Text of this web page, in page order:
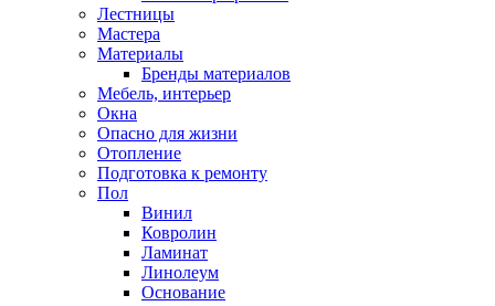
Лестницы
Мастера
Материалы
Бренды материалов
Мебель, интерьер
Окна
Опасно для жизни
Отопление
Подготовка к ремонту
Пол
Винил
Ковролин
Ламинат
Линолеум
Основание